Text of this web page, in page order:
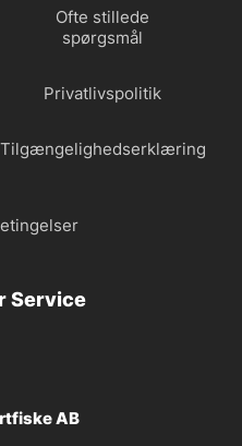
Ofte stillede
spørgsmål
Privatlivspolitik
Tilgængelighedserklæring
Service
AB